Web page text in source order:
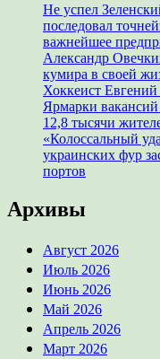
Не успел
последовал
важнейшее
Александр
кумира в своей
Хоккеист
Ярмарки вакансий
12,8 тысячи
«Колоссальный
украинских фур
портов
Архивы
Август 2026
Июль 2026
Июнь 2026
Май 2026
Апрель 2026
Март 2026